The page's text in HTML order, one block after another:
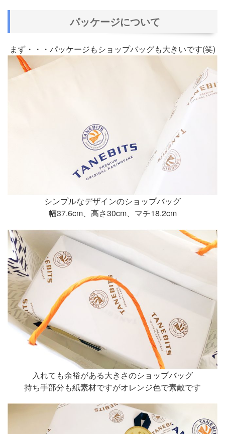
パッケージについて
まず・・・パッケージもショップバッグも大きいです(笑)
シンプルなデザインのショップバッグ
幅37.6cm、高さ30cm、マチ18.2cm
入れても余裕がある大きさのショップバッグ
持ち手部分も紙素材ですがオレンジ色で素敵です